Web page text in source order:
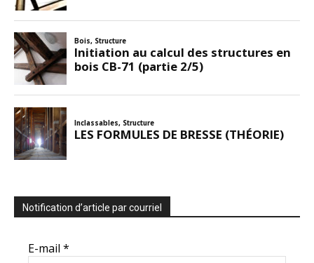
On note que les fibres les plus souvent utilisées sont à section
circulaires avec un diamètre pouvant aller de 0.4 à 0.8 mm et des
faible, de l’ordre de 2 à 5 %.
base de fibres métalliques
Notification d’article par courriel
E-mail *